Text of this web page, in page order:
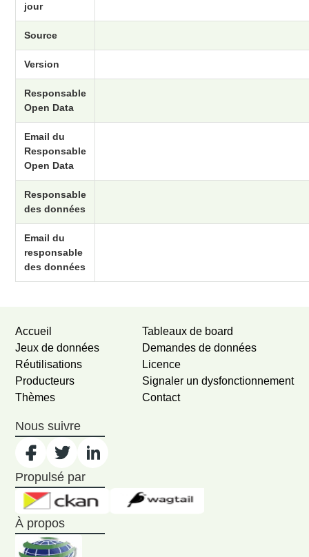
jour
Source
Version
Responsable
Open Data
Email du
Responsable
Open Data
Responsable
des données
Email du
responsable
des données
Accueil
Jeux de données
Réutilisations
Producteurs
Thèmes
Tableaux de board
Demandes de données
Licence
Signaler un dysfonctionnement
Contact
Nous suivre
Propulsé par
À propos